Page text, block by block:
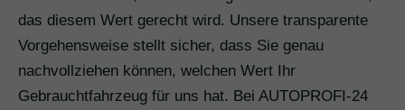
das diesem Wert gerecht wird. Unsere transparente
Vorgehensweise stellt sicher, dass Sie genau
nachvollziehen können, welchen Wert Ihr
Gebrauchtfahrzeug für uns hat. Bei AUTOPROFI-24